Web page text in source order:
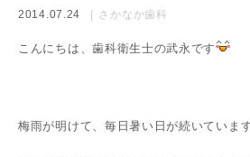
2014.07.24 さかなか歯科
こんにちは、歯科衛生士の武永です
梅雨が明けて、毎日暑い日が続いていま